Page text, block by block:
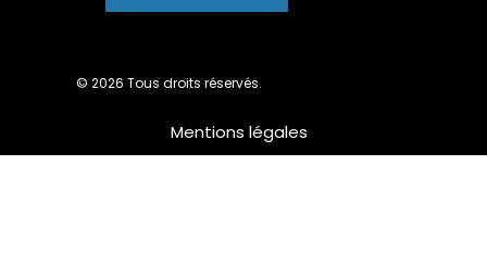
© 2026 Tous droits réservés.
Mentions légales